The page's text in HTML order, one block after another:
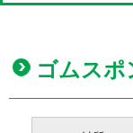
ゴムスポ